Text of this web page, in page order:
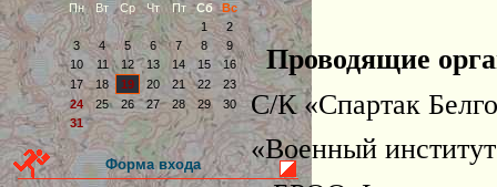
Пн
Вт Ср Чт Пт Сб
Вс
1
2
3
4 5 6 7 8
9
10
11 12 13 14 15
16
17
18 19 20 21 22
23
24
25 26 27 28 29
30
31
Форма входа
Проводящие
С/К «Спартак
«Военный